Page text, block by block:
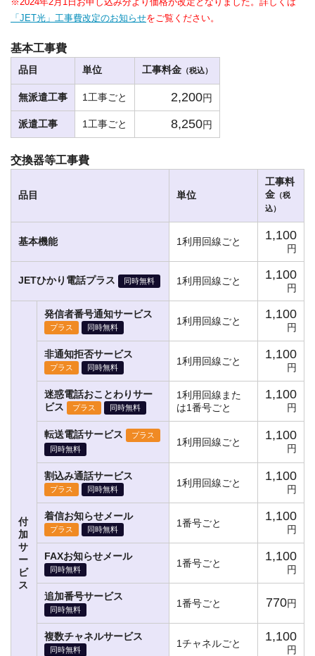
「JET光」工事費改定のお知らせをご覧ください。
基本工事費
品目 単位 工事料金 （税込）
無派遣工事 1工事ごと 2,200円
派遣工事 1工事ごと 8,250円
交換器等工事費
品目 単位
工事料
金 （税
込）
基本機能 1利用回線ごと 1,100
円
JETひかり電話プラス 同時無料 1利用回線ごと 1,100
円
付
加
サ
ー
ビ
ス
発信者番号通知サービス
プラス 同時無料
1利用回線ごと 1,100
円
非通知拒否サービス
プラス 同時無料
1利用回線ごと 1,100
円
迷惑電話おことわりサー
ビス
プラス 同時無料
1利用回線また
は1番号ごと
1,100
円
転送電話サービス
プラス
同時無料
1利用回線ごと 1,100
円
割込み通話サービス
プラス 同時無料
1利用回線ごと 1,100
円
着信お知らせメール
プラス 同時無料
1番号ごと 1,100
円
FAXお知らせメール
同時無料
1番号ごと 1,100
円
追加番号サービス
同時無料
1番号ごと 770円
複数チャネルサービス
同時無料
1チャネルごと 1,100
円